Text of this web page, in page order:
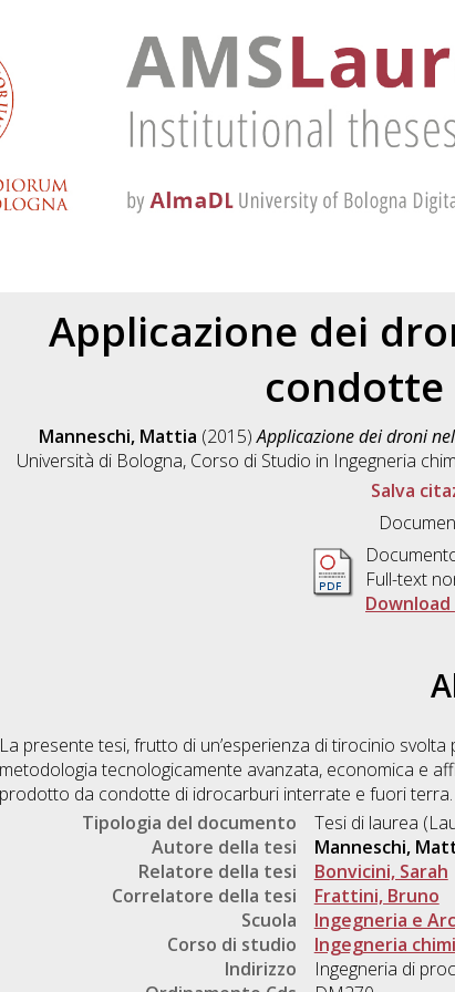
Applicazione dei
Manneschi, Mattia (2015)Applicazione dei droni
Università di Bologna, Corso di Studio in Ingegneria
Salva
Full-text
Download
La presente tesi, frutto di un’esperienza di tirocinio
metodologia tecnologicamente avanzata, economica e
prodotto da condotte di idrocarburi interrate e fuori terra.
Tipologia del documento
Tesi di laurea
Autore della tesi
Manneschi,
Relatore della tesi
Bonvicini, Sarah
Correlatore della tesi
Frattini, Bruno
Scuola
Ingegneria e
Corso di studio
Ingegneria
Indirizzo
Ingegneria di